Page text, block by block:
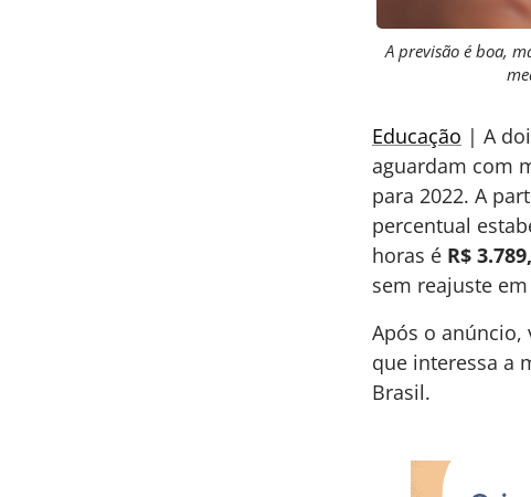
A previsão é boa,
Educação | A
aguardam com
para 2022. A
percentual
horas é R$
sem reajuste em
Após o anúncio,
que interessa a
Brasil.